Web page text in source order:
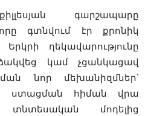
գարշապարը
գտնվում էր քրոնիկ
ղեկավարությունը
կամ չցանկացավ
նոր մեխանիզմներ՝
ստացման հիման վրա
մոդելից